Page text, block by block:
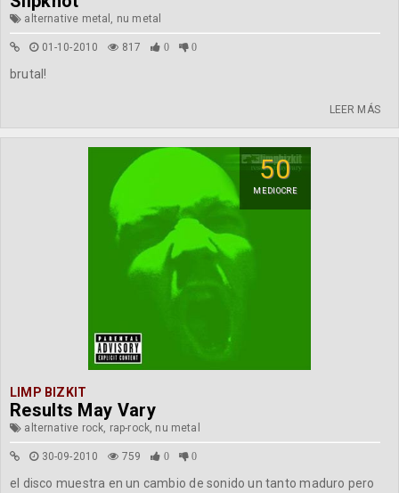
alternative metal, nu metal
01-10-2010 817 0 0
brutal!
LEER MÁS
50
MEDIOCRE
LIMP BIZKIT
Results May Vary
alternative rock, rap-rock, nu metal
30-09-2010 759 0 0
el disco muestra en un cambio de sonido un tanto maduro pero